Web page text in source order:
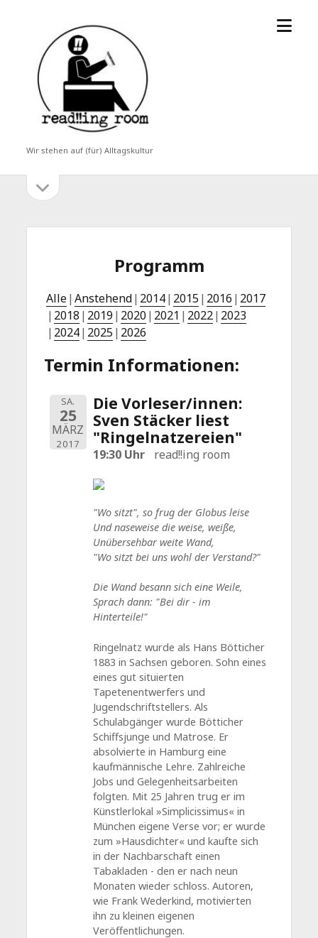
read!!ing
room
Wir stehen auf (für) Alltagskultur
Menü
Seitenleiste
öffnen
Programm
Alle Anstehend 2014 2015 2016 2017
2018 2019 2020 2021 2022 2023
2024 2025 2026
Termin Informationen:
SA.
25
MÄRZ
2017
Die Vorleser/innen:
Sven Stäcker liest
"Ringelnatzereien"
19:30 Uhr read!!ing room
"Wo sitzt", so frug der Globus leise
Und naseweise die weise, weiße,
Unübersehbar weite Wand,
"Wo sitzt bei uns wohl der Verstand?"
Die Wand besann sich eine Weile,
Sprach dann: "Bei dir - im
Hinterteile!"
Ringelnatz wurde als Hans Bötticher
1883 in Sachsen geboren. Sohn eines
eines gut situierten
Tapetenentwerfers und
Jugendschriftstellers. Als
Schulabgänger wurde Bötticher
Schiffsjunge und Matrose. Er
absolvierte in Hamburg eine
kaufmännische Lehre. Zahlreiche
Jobs und Gelegenheitsarbeiten
folgten. Mit 25 Jahren trug er im
Künstlerlokal »Simplicissimus« in
München eigene Verse vor; er wurde
zum »Hausdichter« und kaufte sich
in der Nachbarschaft einen
Tabakladen - den er nach neun
Monaten wieder schloss. Autoren,
wie Frank Wederkind, motivierten
ihn zu kleinen eigenen
Veröffentlichungen.